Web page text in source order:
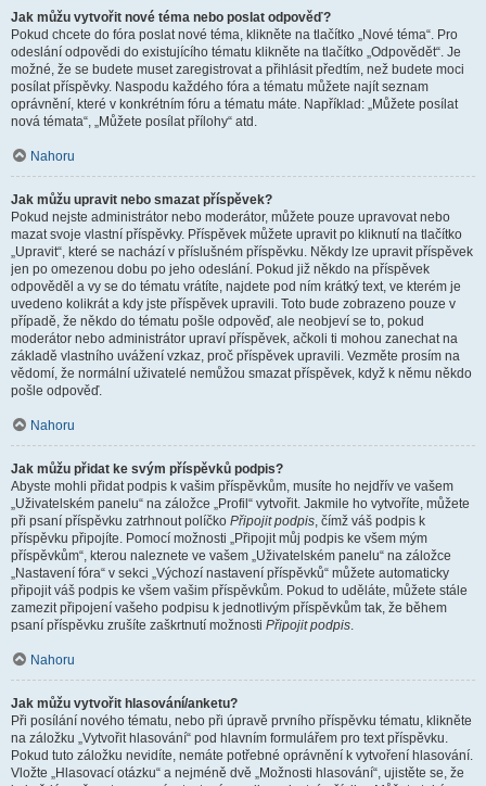
Jak můžu vytvořit nové téma nebo poslat odpověď?
Pokud chcete do fóra poslat nové téma, klikněte na tlačítko „Nové téma“. Pro
odeslání odpovědi do existujícího tématu klikněte na tlačítko „Odpovědět“. Je
možné, že se budete muset zaregistrovat a přihlásit předtím, než budete moci
posílat příspěvky. Naspodu každého fóra a tématu můžete najít seznam
oprávnění, které v konkrétním fóru a tématu máte. Například: „Můžete posílat
nová témata“, „Můžete posílat přílohy“ atd.
Nahoru
Jak můžu upravit nebo smazat příspěvek?
Pokud nejste administrátor nebo moderátor, můžete pouze upravovat nebo
mazat svoje vlastní příspěvky. Příspěvek můžete upravit po kliknutí na tlačítko
„Upravit“, které se nachází v příslušném příspěvku. Někdy lze upravit příspěvek
jen po omezenou dobu po jeho odeslání. Pokud již někdo na příspěvek
odpověděl a vy se do tématu vrátíte, najdete pod ním krátký text, ve kterém je
uvedeno kolikrát a kdy jste příspěvek upravili. Toto bude zobrazeno pouze v
případě, že někdo do tématu pošle odpověď, ale neobjeví se to, pokud
moderátor nebo administrátor upraví příspěvek, ačkoli ti mohou zanechat na
základě vlastního uvážení vzkaz, proč příspěvek upravili. Vezměte prosím na
vědomí, že normální uživatelé nemůžou smazat příspěvek, když k němu někdo
pošle odpověď.
Nahoru
Jak můžu přidat ke svým příspěvků podpis?
Abyste mohli přidat podpis k vašim příspěvkům, musíte ho nejdřív ve vašem
„Uživatelském panelu“ na záložce „Profil“ vytvořit. Jakmile ho vytvoříte, můžete
při psaní příspěvku zatrhnout políčko Připojit podpis, čímž váš podpis k
příspěvku připojíte. Pomocí možnosti „Připojit můj podpis ke všem mým
příspěvkům“, kterou naleznete ve vašem „Uživatelském panelu“ na záložce
„Nastavení fóra“ v sekci „Výchozí nastavení příspěvků“ můžete automaticky
připojit váš podpis ke všem vašim příspěvkům. Pokud to uděláte, můžete stále
zamezit připojení vašeho podpisu k jednotlivým příspěvkům tak, že během
psaní příspěvku zrušíte zaškrtnutí možnosti Připojit podpis.
Nahoru
Jak můžu vytvořit hlasování/anketu?
Při posílání nového tématu, nebo při úpravě prvního příspěvku tématu, klikněte
na záložku „Vytvořit hlasování“ pod hlavním formulářem pro text příspěvku.
Pokud tuto záložku nevidíte, nemáte potřebné oprávnění k vytvoření hlasování.
Vložte „Hlasovací otázku“ a nejméně dvě „Možnosti hlasování“, ujistěte se, že